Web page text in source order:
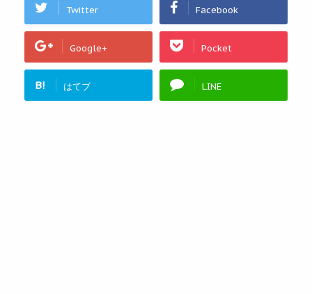
Twitter Facebook
Google+ Pocket
B! はてブ LINE